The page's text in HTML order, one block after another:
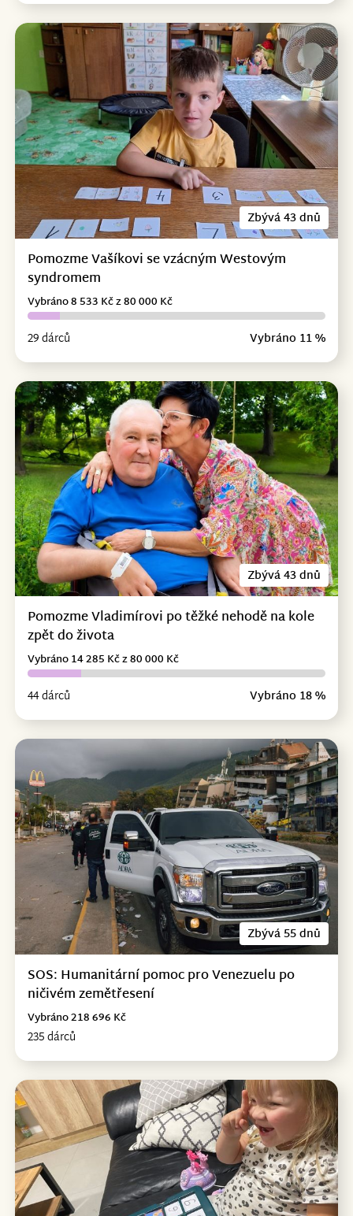
Zbývá 43 dnů
Pomozme Vašíkovi se vzácným Westovým
syndromem
29 dárců Vybráno 11 %
Vybráno 8 533 Kč z 80 000 Kč
Zbývá 43 dnů
Pomozme Vladimírovi po těžké nehodě na kole
zpět do života
44 dárců Vybráno 18 %
Vybráno 14 285 Kč z 80 000 Kč
Zbývá 55 dnů
SOS: Humanitární pomoc pro Venezuelu po
ničivém zemětřesení
235 dárců
Vybráno 218 696 Kč